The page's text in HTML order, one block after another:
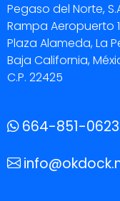
Pegaso del Norte,
Rampa Aeropuerto
Plaza Alameda, La
Baja California,
C.P. 22425
664-851-0623